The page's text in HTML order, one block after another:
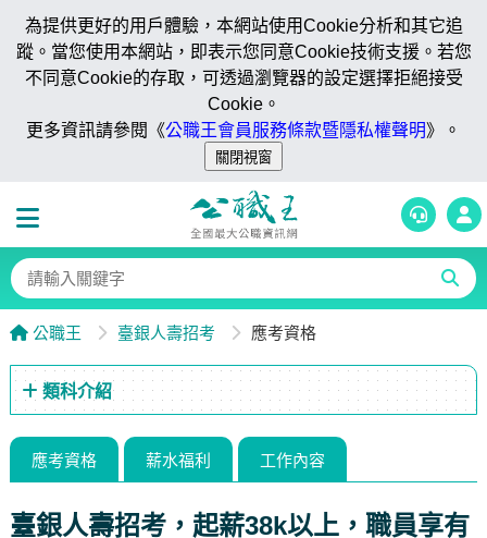
為提供更好的用戶體驗，本網站使用Cookie分析和其它追
蹤。當您使用本網站，即表示您同意Cookie技術支援。若您
不同意Cookie的存取，可透過瀏覽器的設定選擇拒絕接受
Cookie。
更多資訊請參閱《公職王會員服務條款暨隱私權聲明》。
公職王 臺銀人壽招考 應考資格
類科介紹
應考資格 薪水福利 工作內容
臺銀人壽招考，起薪38k以上，職員享有